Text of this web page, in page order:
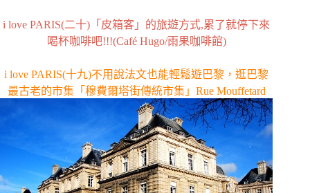
i love PARIS(二十)「皮箱客」的旅遊方式,累了就停下來
喝杯咖啡吧!!!(Café Hugo/雨果咖啡館)
i love PARIS(十九)不用說法文也能輕鬆遊巴黎，逛巴黎
最古老的市集「穆費爾塔街傳統市集」Rue Mouffetard